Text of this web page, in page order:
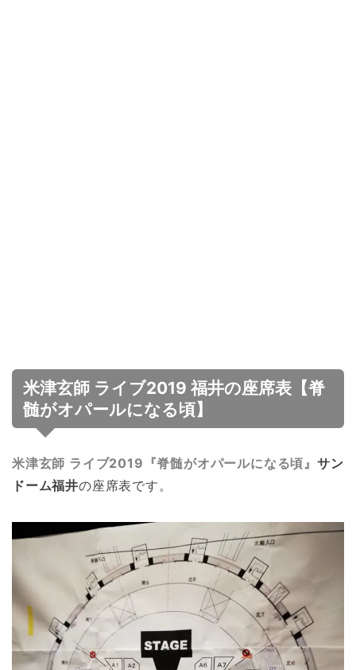
米津玄師 ライブ2019 福井の座席表【脊
髄がオパールになる頃】
米津玄師 ライブ2019『脊髄がオパールになる頃』 サン
ドーム福井の座席表です。